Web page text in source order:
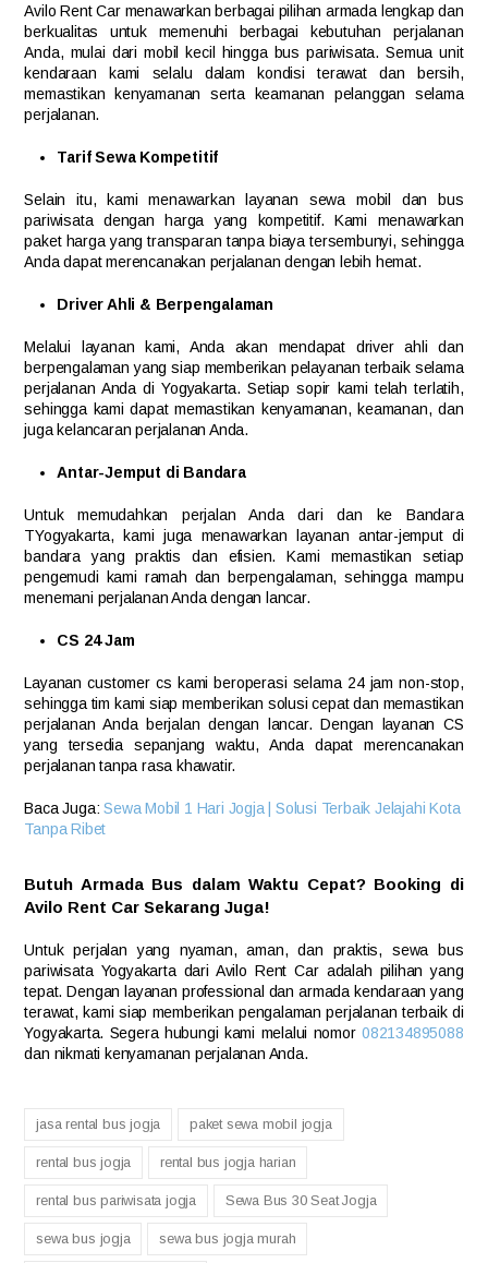
Avilo Rent Car menawarkan berbagai pilihan armada lengkap dan
berkualitas untuk memenuhi berbagai kebutuhan perjalanan
Anda, mulai dari mobil kecil hingga bus pariwisata. Semua unit
kendaraan kami selalu dalam kondisi terawat dan bersih,
memastikan kenyamanan serta keamanan pelanggan selama
perjalanan.
Tarif Sewa Kompetitif
Selain itu, kami menawarkan layanan sewa mobil dan bus
pariwisata dengan harga yang kompetitif. Kami menawarkan
paket harga yang transparan tanpa biaya tersembunyi, sehingga
Anda dapat merencanakan perjalanan dengan lebih hemat.
Driver Ahli & Berpengalaman
Melalui layanan kami, Anda akan mendapat driver ahli dan
berpengalaman yang siap memberikan pelayanan terbaik selama
perjalanan Anda di Yogyakarta. Setiap sopir kami telah terlatih,
sehingga kami dapat memastikan kenyamanan, keamanan, dan
juga kelancaran perjalanan Anda.
Antar-Jemput di Bandara
Untuk memudahkan perjalan Anda dari dan ke Bandara
TYogyakarta, kami juga menawarkan layanan antar-jemput di
bandara yang praktis dan efisien. Kami memastikan setiap
pengemudi kami ramah dan berpengalaman, sehingga mampu
menemani perjalanan Anda dengan lancar.
CS 24 Jam
Layanan customer cs kami beroperasi selama 24 jam non-stop,
sehingga tim kami siap memberikan solusi cepat dan memastikan
perjalanan Anda berjalan dengan lancar. Dengan layanan CS
yang tersedia sepanjang waktu, Anda dapat merencanakan
perjalanan tanpa rasa khawatir.
Baca Juga:Sewa Mobil 1 Hari Jogja | Solusi Terbaik Jelajahi Kota
Tanpa Ribet
Butuh Armada Bus dalam Waktu Cepat? Booking di
Avilo Rent Car Sekarang Juga!
Untuk perjalan yang nyaman, aman, dan praktis, sewa bus
pariwisata Yogyakarta dari Avilo Rent Car adalah pilihan yang
tepat. Dengan layanan professional dan armada kendaraan yang
terawat, kami siap memberikan pengalaman perjalanan terbaik di
Yogyakarta. Segera hubungi kami melalui nomor 082134895088
dan nikmati kenyamanan perjalanan Anda.
jasa rental bus jogja paket sewa mobil jogja
rental bus jogja rental bus jogja harian
rental bus pariwisata jogja Sewa Bus 30 Seat Jogja
sewa bus jogja sewa bus jogja murah